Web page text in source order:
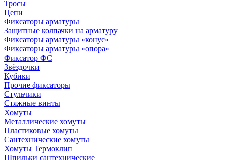
Тросы
Цепи
Фиксаторы арматуры
Защитные колпачки на арматуру
Фиксаторы арматуры «конус»
Фиксаторы арматуры «опора»
Фиксатор ФС
Звёздочки
Кубики
Прочие фиксаторы
Стульчики
Стяжные винты
Хомуты
Металлические хомуты
Пластиковые хомуты
Сантехнические хомуты
Хомуты Термоклип
Шпильки сантехнические